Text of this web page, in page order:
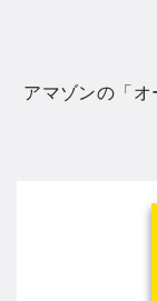
アマゾンの「